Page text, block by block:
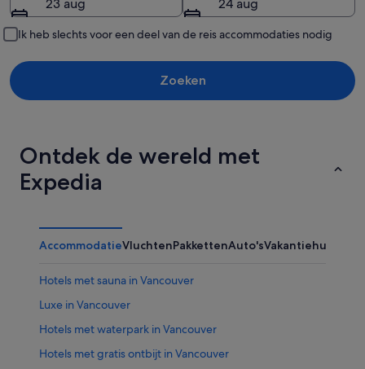
Ik heb slechts voor een deel van de reis accommodaties nodig
Zoeken
Ontdek de wereld met
Expedia
AccommodatieVluchtenPakkettenAuto'sVakantiehuizen
Hotels met sauna in Vancouver
Luxe in Vancouver
Hotels met waterpark in Vancouver
Hotels met gratis ontbijt in Vancouver